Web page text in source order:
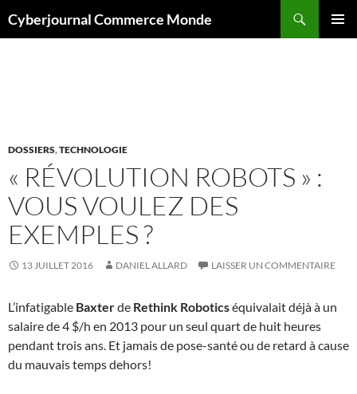
auCyberjournal Commerce Monde
DOSSIERS,TECHNOLOGIE
« RÉVOLUTION ROBOTS » :
VOUS VOULEZ DES
EXEMPLES ?
13 JUILLET 2016 DANIEL ALLARD LAISSER UN COMMENTAIRE
L’infatigable Baxterde Rethink Roboticséquivalait déjà à un
salaire de 4 $/h en 2013 pour un seul quart de huit heures
pendant trois ans. Et jamais de pose-santé ou de retard à cause
du mauvais temps dehors!